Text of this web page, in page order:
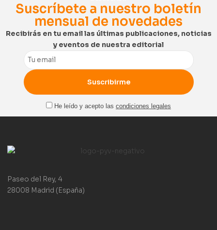
Suscríbete a nuestro boletín
mensual de novedades
Recibirás en tu email las últimas publicaciones, noticias
y eventos de nuestra editorial
Email
He leído y acepto las condiciones legales
Paseo del Rey, 4
28008 Madrid (España)